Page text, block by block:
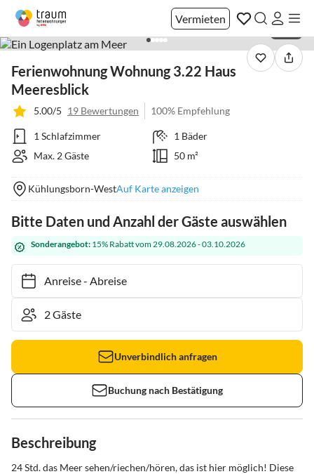
Vermieten
Ferienwohnung Wohnung 3.22 Haus
Meeresblick
5.00/5 19 Bewertungen 100% Empfehlung
1 Schlafzimmer
1 Bäder
Max. 2 Gäste
50 m²
Kühlungsborn-WestAuf Karte anzeigen
Bitte Daten und Anzahl der Gäste auswählen
Sonderangebot: 15% Rabatt vom 29.08.2026 - 03.10.2026
Anreise- Abreise
Unverbindlich anfragen
Buchung nach Bestätigung
Beschreibung
24 Std. das Meer sehen/riechen/hören, das ist hier möglich! Diese